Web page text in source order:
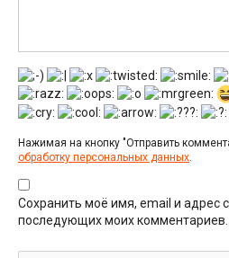
Нажимая на кнопку "Отправить
обработку персональных данных
Сохранить моё имя, email и адрес
последующих моих комментариев.